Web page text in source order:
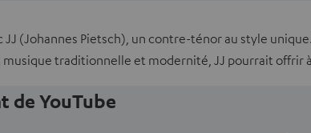
(Johannes Pietsch), un contre-ténor au style
traditionnelle et modernité, JJ pourrait offrir
de YouTube